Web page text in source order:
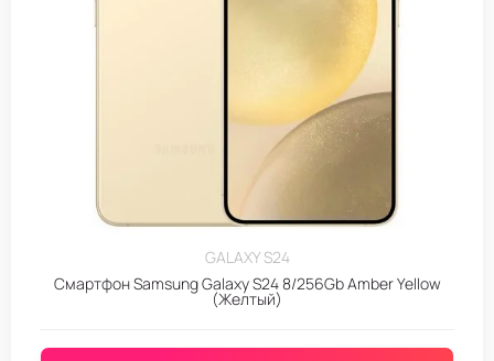
GALAXY S24
Смартфон Samsung Galaxy S24 8/256Gb Amber Yellow
(Желтый)